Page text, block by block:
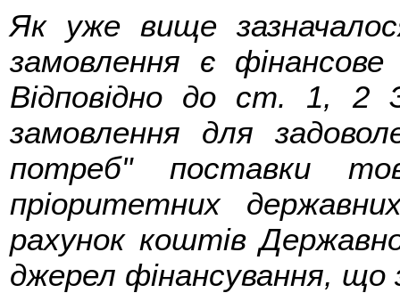
Як уже вище
замовлення є фінансове
Відповідно до ст. 1, 2
замовлення для
потреб" поставки
пріоритетних
рахунок коштів
джерел фінансування,